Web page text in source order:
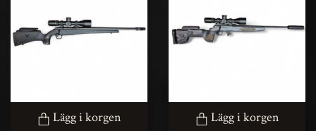
Lägg i korgen Lägg i korgen